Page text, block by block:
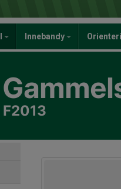
Innebandy
F2013